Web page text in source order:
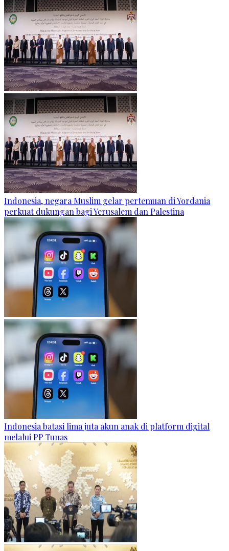
Indonesia, negara Muslim gelar pertemuan di Yordania
perkuat dukungan bagi Yerusalem dan Palestina
Indonesia batasi lima juta akun anak di platform digital
melalui PP Tunas